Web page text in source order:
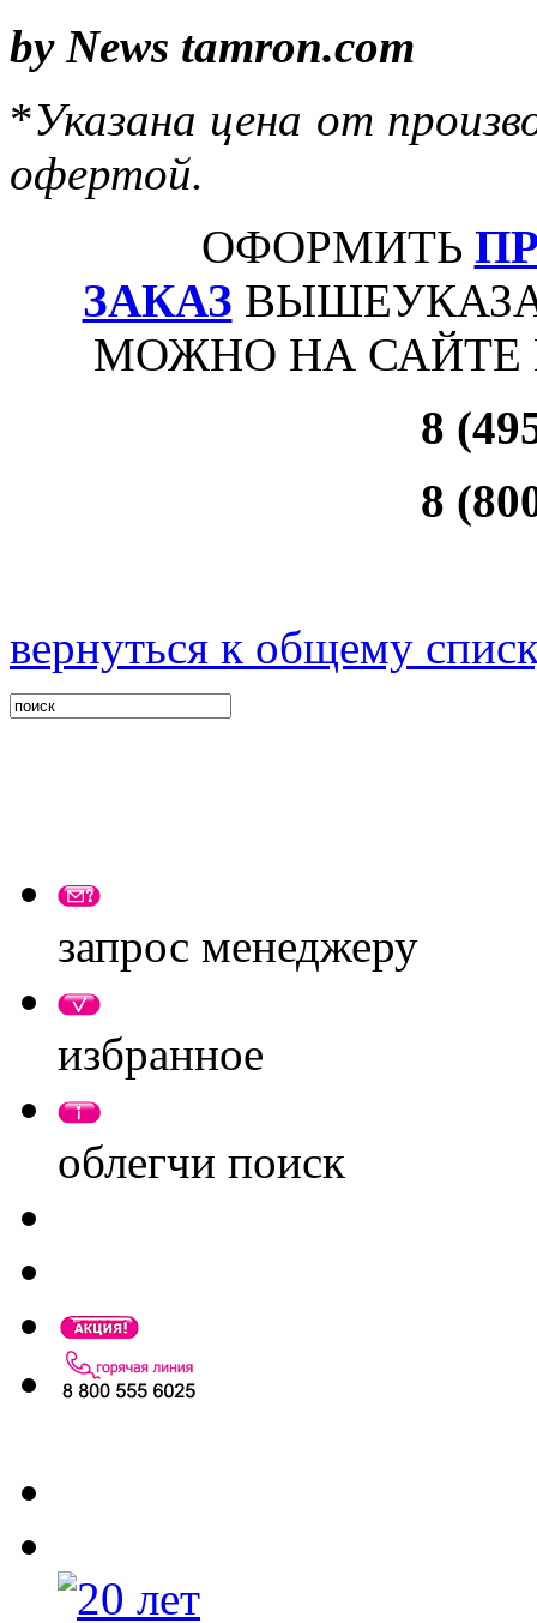
by News tamron.com
*Указана цена от
офертой.
ОФОРМИТЬ
ЗАКАЗ
МОЖНО НА
8
8
вернуться к общему
запрос менеджеру
избранное
облегчи поиск